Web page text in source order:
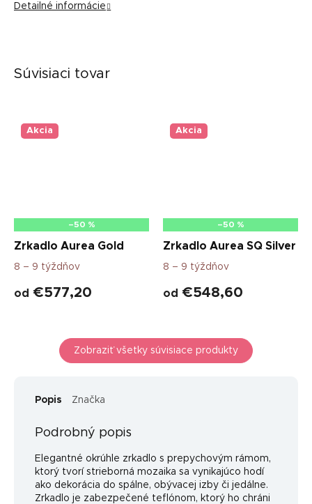
Detailné informácie
Súvisiaci tovar
Akcia
–50 %
Zrkadlo Aurea Gold
8 – 9 týždňov
od €577,20
Akcia
–50 %
Zrkadlo Aurea SQ Silver
8 – 9 týždňov
od €548,60
Zobraziť všetky súvisiace produkty
Popis Značka
Podrobný popis
Elegantné okrúhle zrkadlo s prepychovým rámom,
ktorý tvorí strieborná mozaika sa vynikajúco hodí
ako dekorácia do spálne, obývacej izby či jedálne.
Zrkadlo je zabezpečené teflónom, ktorý ho chráni